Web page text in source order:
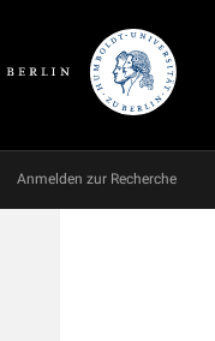
Anmelden zur Recherche